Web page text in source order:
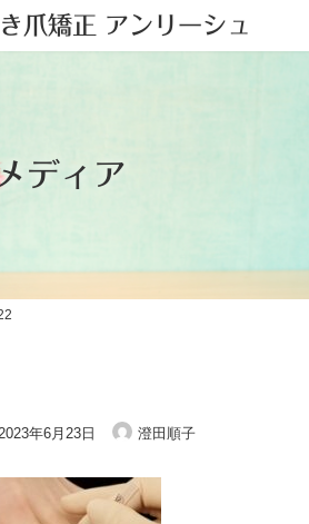
爪矯正 アンリーシュ
ディア
最
年6月23日 澄田順子